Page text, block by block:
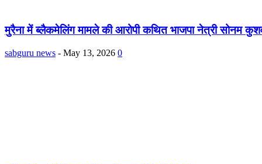
मुरैना में ब्लैकमेलिंग मामले की आरोपी कथित भाजपा नेत्री सोनम
sabguru news - May 13, 2026 0